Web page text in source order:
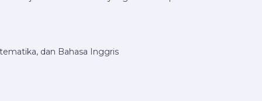
dan Bahasa Inggris